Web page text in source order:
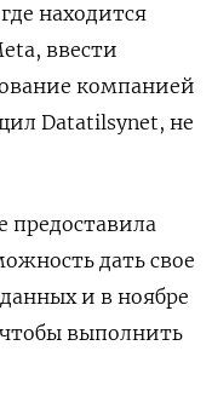
находится
ввести
компанией
Datatilsynet, не
предоставила
дать свое
и в ноябре
выполнить